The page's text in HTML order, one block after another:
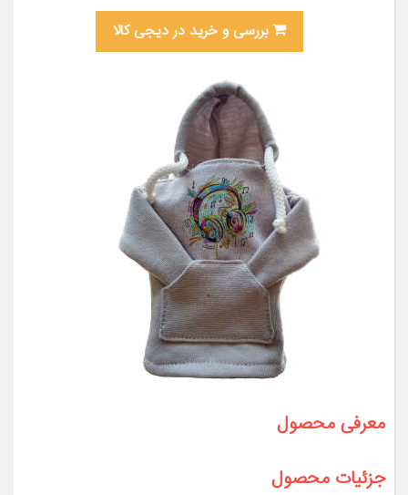
بررسی و خرید در دیجی کالا
معرفی محصول
جزئیات محصول